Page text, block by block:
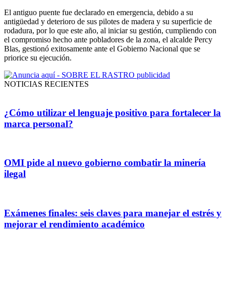
El antiguo puente fue declarado en emergencia, debido a su
antigüedad y deterioro de sus pilotes de madera y su superficie de
rodadura, por lo que este año, al iniciar su gestión, cumpliendo con
el compromiso hecho ante pobladores de la zona, el alcalde Percy
Blas, gestionó exitosamente ante el Gobierno Nacional que se
priorice su ejecución.
NOTICIAS RECIENTES
¿Cómo utilizar el lenguaje positivo para fortalecer la
marca personal?
OMI pide al nuevo gobierno combatir la minería
ilegal
Exámenes finales: seis claves para manejar el estrés y
mejorar el rendimiento académico